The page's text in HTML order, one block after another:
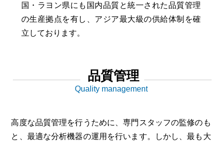
国・ラヨン県にも国内品質と統一された品質管理
の生産拠点を有し、アジア最大級の供給体制を確
立しております。
品質管理
Quality management
高度な品質管理を行うために、専門スタッフの監修のも
と、最適な分析機器の運用を行います。しかし、最も大